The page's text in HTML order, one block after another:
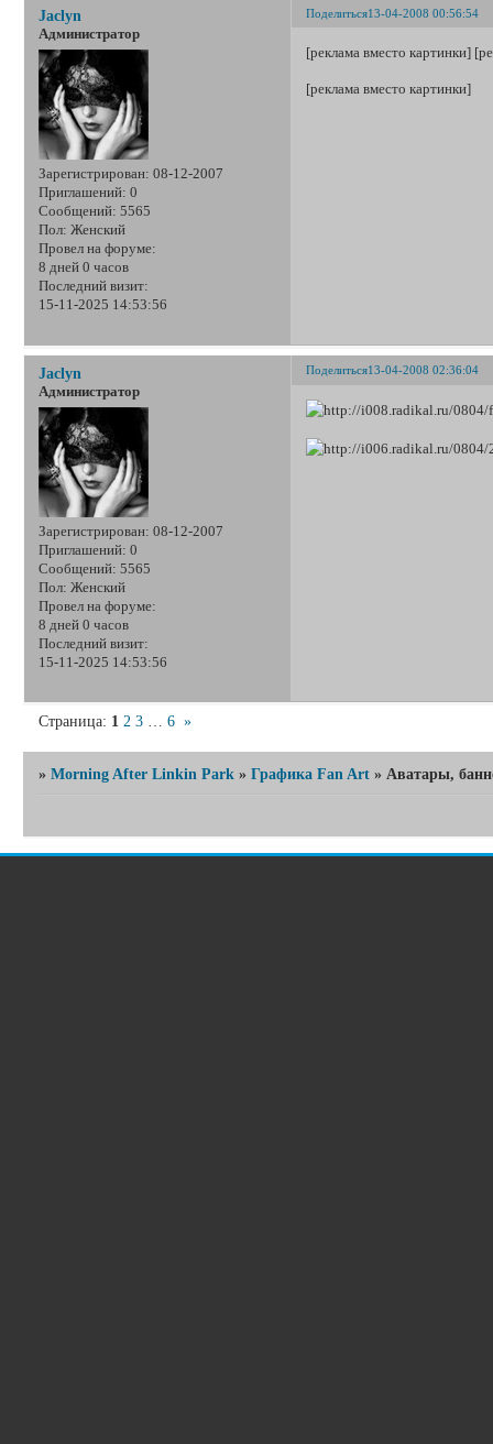
Поделиться13-04-2008 00:56:54
Jaclyn
Администратор
Зарегистрирован: 08-12-2007
Приглашений: 0
Сообщений: 5565
Пол: Женский
Провел на форуме:
8 дней 0 часов
Последний визит:
15-11-2025 14:53:56
[реклама вместо картинки]
[реклама вместо картинки]
Поделиться13-04-2008 02:36:04
Jaclyn
Администратор
Зарегистрирован: 08-12-2007
Приглашений: 0
Сообщений: 5565
Пол: Женский
Провел на форуме:
8 дней 0 часов
Последний визит:
15-11-2025 14:53:56
Страница: 1 2 3 6 »
»Morning After Linkin Park »Графика Fan Art » Аватары,